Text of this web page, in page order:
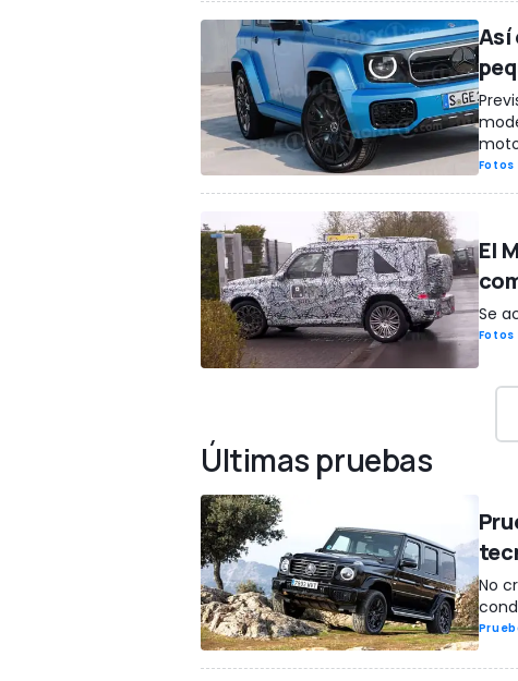
Así
Fotos
El
Se
Fotos
Últimas pruebas
No